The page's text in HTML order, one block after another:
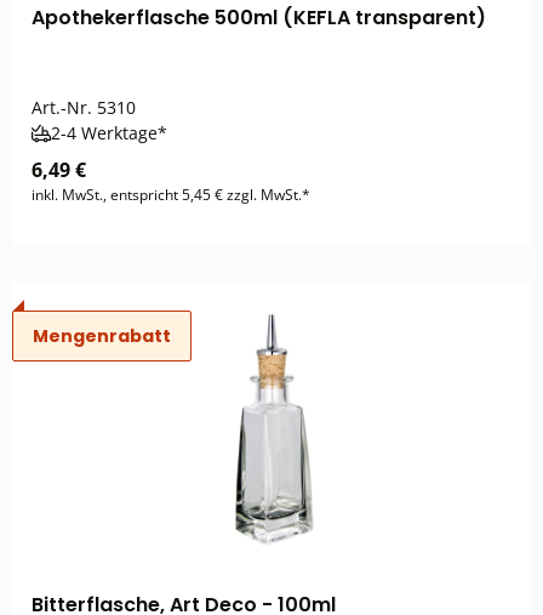
Apothekerflasche 500ml (KEFLA transparent)
Art.-Nr. 5310
2-4 Werktage*
6,49 €
inkl. MwSt., entspricht 5,45 € zzgl. MwSt.*
Mengenrabatt
Bitterflasche, Art Deco - 100ml